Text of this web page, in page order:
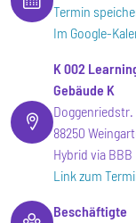
Termin
Im Google-
K 002
Gebäude K
Doggenriedstr.
88250
Hybrid via BBB
Link zum
Beschäftigte